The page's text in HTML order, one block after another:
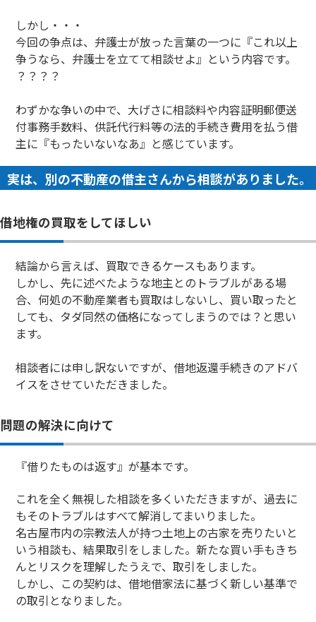
しかし・・・
今回の争点は、弁護士が放った言葉の一つに『これ以上
争うなら、弁護士を立てて相談せよ』という内容です。
？？？？
わずかな争いの中で、大げさに相談料や内容証明郵便送
付事務手数料、供託代行料等の法的手続き費用を払う借
主に『もったいないなあ』と感じています。
実は、別の不動産の借主さんから相談がありました。
借地権の買取をしてほしい
結論から言えば、買取できるケースもあります。
しかし、先に述べたような地主とのトラブルがある場
合、何処の不動産業者も買取はしないし、買い取ったと
しても、タダ同然の価格になってしまうのでは？と思い
ます。
相談者には申し訳ないですが、借地返還手続きのアドバ
イスをさせていただきました。
問題の解決に向けて
『借りたものは返す』が基本です。
これを全く無視した相談を多くいただきますが、過去に
もそのトラブルはすべて解消してまいりました。
名古屋市内の宗教法人が持つ土地上の古家を売りたいと
いう相談も、結果取引をしました。新たな買い手もきち
んとリスクを理解したうえで、取引をしました。
しかし、この契約は、借地借家法に基づく新しい基準で
の取引となりました。